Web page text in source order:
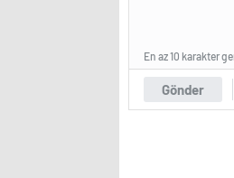
Gönder
En az 10 karakter